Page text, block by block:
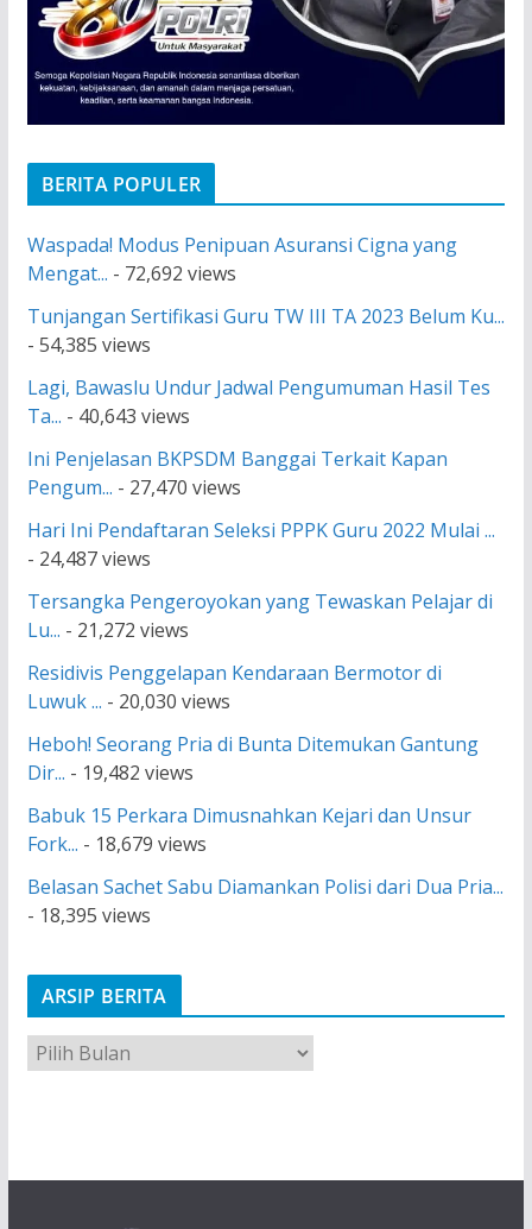
BERITA POPULER
Waspada! Modus Penipuan Asuransi Cigna yang
Mengat... - 72,692 views
Tunjangan Sertifikasi Guru TW III TA 2023 Belum Ku...
- 54,385 views
Lagi, Bawaslu Undur Jadwal Pengumuman Hasil Tes
Ta... - 40,643 views
Ini Penjelasan BKPSDM Banggai Terkait Kapan
Pengum... - 27,470 views
Hari Ini Pendaftaran Seleksi PPPK Guru 2022 Mulai ...
- 24,487 views
Tersangka Pengeroyokan yang Tewaskan Pelajar di
Lu... - 21,272 views
Residivis Penggelapan Kendaraan Bermotor di
Luwuk ... - 20,030 views
Heboh! Seorang Pria di Bunta Ditemukan Gantung
Dir... - 19,482 views
Babuk 15 Perkara Dimusnahkan Kejari dan Unsur
Fork... - 18,679 views
Belasan Sachet Sabu Diamankan Polisi dari Dua Pria...
- 18,395 views
ARSIP BERITA
A
r